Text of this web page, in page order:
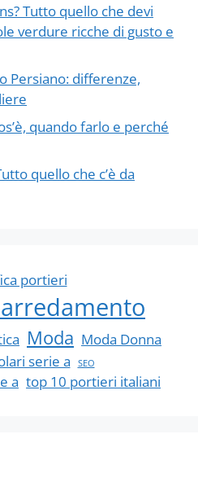
Tutto quello che devi
verdure ricche di gusto e
Persiano: differenze,
quando farlo e perché
quello che c’è da
portieri
Moda Moda Donna
serie a
SEO
a top 10 portieri italiani